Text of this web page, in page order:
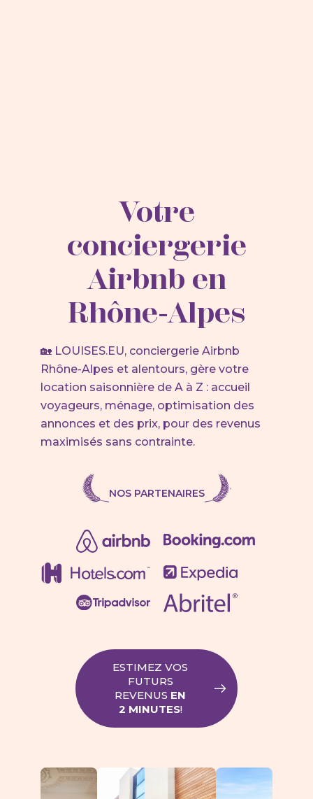
Votre
conciergerie
Airbnb en
Rhône-Alpes
🏡 LOUISES.EU, conciergerie Airbnb
Rhône-Alpes et alentours, gère votre
location saisonnière de A à Z : accueil
voyageurs, ménage, optimisation des
annonces et des prix, pour des revenus
maximisés sans contrainte.
NOS PARTENAIRES
ESTIMEZ VOS
FUTURS
REVENUS EN
2 MINUTES!